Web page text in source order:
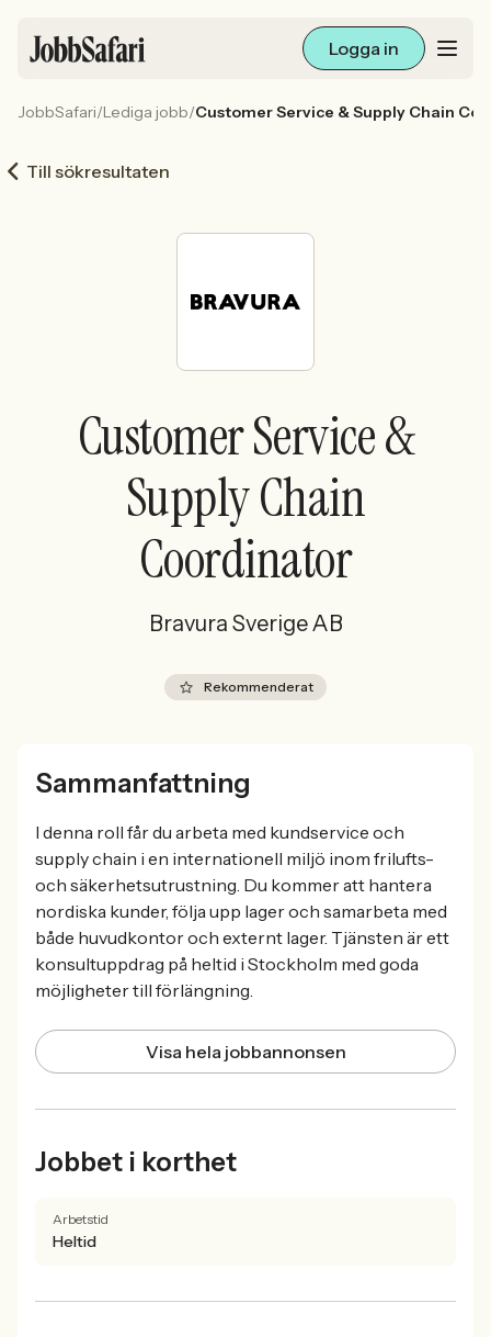
Logga in
Arbetsliv och karriär
För arbetsgivare
Sök med AI
Ny här? Skapa konto
JobbSafari/Lediga jobb/Customer Service & Supply Chain
Till sökresultaten
Customer Service &
Supply Chain
Coordinator
Bravura Sverige AB
Rekommenderat
Sammanfattning
I denna roll får du arbeta med kundservice och
supply chain i en internationell miljö inom frilufts-
och säkerhetsutrustning. Du kommer att hantera
nordiska kunder, följa upp lager och samarbeta med
både huvudkontor och externt lager. Tjänsten är ett
konsultuppdrag på heltid i Stockholm med goda
möjligheter till förlängning.
Visa hela jobbannonsen
Jobbet i korthet
Arbetstid
Heltid